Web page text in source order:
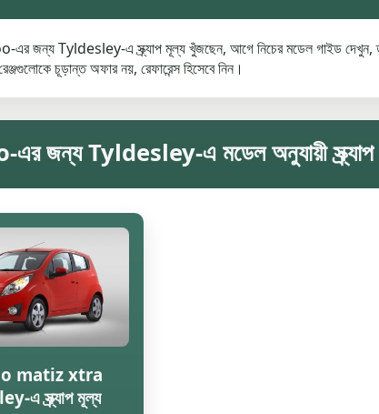
জন্য Tyldesley-এ স্ক্র্যাপ মূল্য খুঁজছেন, আগে নিচের মডেল গাইড দেখুন,
চূড়ান্ত অফার নয়, রেফারেন্স হিসেবে নিন।
জন্য Tyldesley-এ মডেল অনুযায়ী স্ক্র্যাপ
matiz xtra
এ স্ক্র্যাপ মূল্য